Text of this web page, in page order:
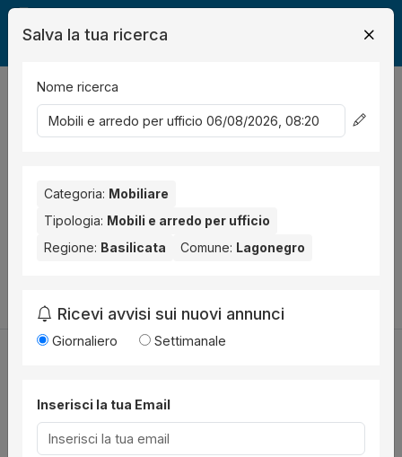
Legalmente Mobili
Mobili e arredo per ufficio
Nessun risultato per il Comune selezionato:
Nessun risultato per la Provincia selezionata:
Prova a modificare i parametri di ricerca:
Utilità
Chi siamo
Salva la tua ricerca
Nome ricerca
Categoria: Mobiliare
Tipologia: Mobili e arredo per ufficio
Regione: Basilicata Comune: Lagonegro
Ricevi avvisi sui nuovi annunci
Giornaliero Settimanale
Inserisci la tua Email